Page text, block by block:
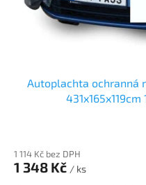
Autoplachta ochranná
431x165x119cm
1 114 Kč bez DPH
1 348 Kč / ks